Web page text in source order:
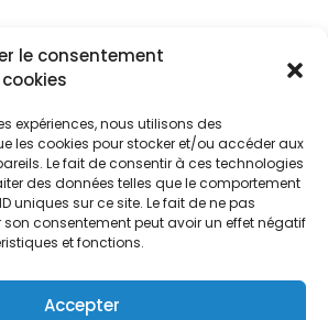
le consentement
expériences, nous utilisons des
les cookies pour stocker et/ou accéder aux
Le fait de consentir à ces technologies
des données telles que le comportement
uniques sur ce site. Le fait de ne pas
son consentement peut avoir un effet négatif
et fonctions.
Accepter
Nous joindre
Tél. 450 546-2703
Restez informés
aux alertes municipales
Je m'abonne